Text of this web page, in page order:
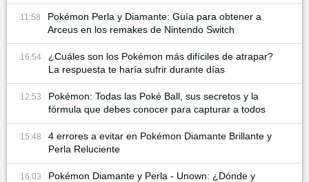
11:58
Pokémon Perla y Diamante: Guía para obtener a
Arceus en los remakes de Nintendo Switch
16:54
¿Cuáles son los Pokémon más difíciles de atrapar?
La respuesta te haría sufrir durante días
12:53
Pokémon: Todas las Poké Ball, sus secretos y la
fórmula que debes conocer para capturar a todos
15:48
4 errores a evitar en Pokémon Diamante Brillante y
Perla Reluciente
16:03
Pokémon Diamante y Perla - Unown: ¿Dónde y